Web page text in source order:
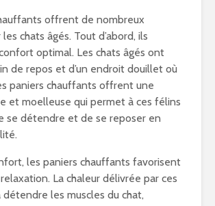
offrent de nombreux
chats âgés. Tout d’abord, ils
optimal. Les chats âgés ont
de repos et d’un endroit douillet où
paniers chauffants offrent une
et moelleuse qui permet à ces félins
se détendre et de se reposer en
les paniers chauffants favorisent
La chaleur délivrée par ces
détendre les muscles du chat,